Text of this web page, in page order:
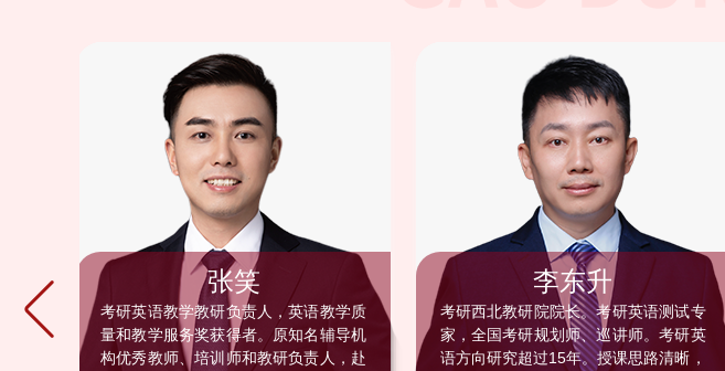
原
张笑
考研英语教学教研负责人，英语教学质
量和教学服务奖获得者。原知名辅导机
构优秀教师、培训师和教研负责人，赴
李东升
考研西北教研院院长。考研英语测试专
家，全国考研规划师、巡讲师。考研英
语方向研究超过15年。授课思路清晰，